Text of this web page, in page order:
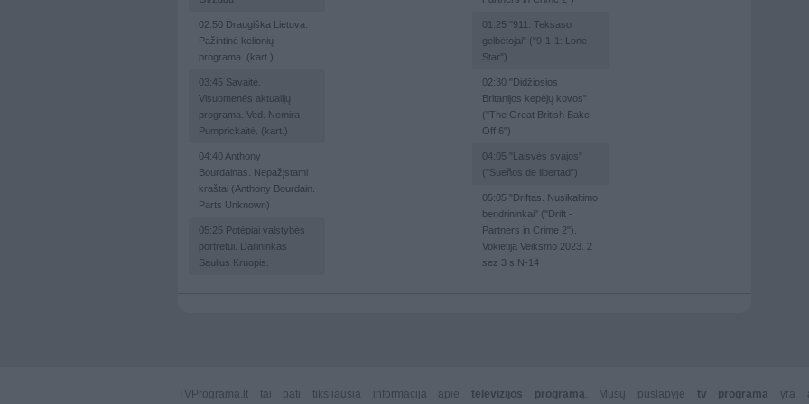
02:50 Draugiška Lietuva.
Pažintinė kelionių
programa. (kart.)
03:45 Savaitė.
Visuomenės aktualijų
programa. Ved. Nemira
Pumprickaitė. (kart.)
04:40 Anthony
Bourdainas. Nepažįstami
kraštai (Anthony Bourdain.
Parts Unknown)
05:25 Potėpiai valstybės
portretui. Dailininkas
Saulius Kruopis.
01:25 "911. Teksaso
gelbėtojai" ("9-1-1: Lone
Star")
02:30 "Didžiosios
Britanijos kepėjų kovos"
("The Great British Bake
Off 6")
04:05 "Laisvės svajos"
("Sueños de libertad")
05:05 "Driftas. Nusikaltimo
bendrininkai" ("Drift -
Partners in Crime 2").
Vokietija Veiksmo 2023. 2
sez 3 s N-14
TVPrograma.lt tai pati tiksliausia informacija apie televizijos programą. Mūsų puslapyje tv programa yra